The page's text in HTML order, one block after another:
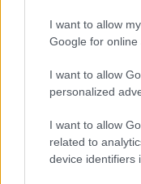
I want to allow
Google for online
I want to allow
personalized
I want to allow
related to
device identifiers
με τοπικές
βαθμιαία
δυτική
αρχικά στα
βαθμιαία θα